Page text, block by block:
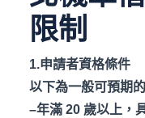
限制
1.申請者資格條件
以下為一般可預期
–年滿 20 歲以上，